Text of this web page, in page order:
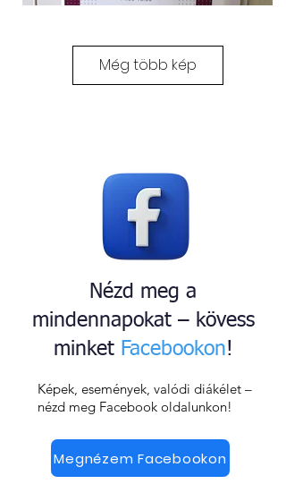
Még több kép
Nézd meg a
mindennapokat – kövess
minket Facebookon!
Képek, események, valódi diákélet –
nézd meg Facebook oldalunkon!
Megnézem Facebookon